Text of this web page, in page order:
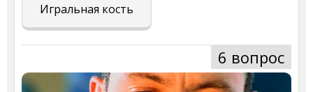
Игральная кость
6 вопрос